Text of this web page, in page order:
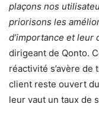
plaçons nos
priorisons les
d’importance et leur
dirigeant de Qonto.
réactivité s’avère
client reste ouvert
leur vaut un taux de